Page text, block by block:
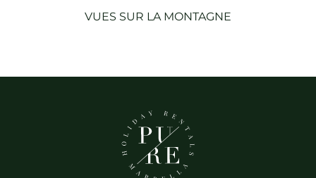
VUES SUR LA MONTAGNE